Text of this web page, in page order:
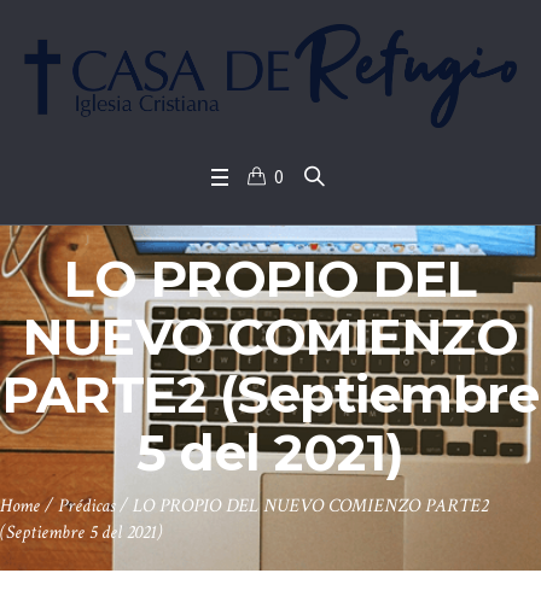
0
LO PROPIO DEL
NUEVO COMIENZO
PARTE2 (Septiembre
5 del 2021)
Home/Prédicas/LO PROPIO DEL NUEVO COMIENZO PARTE2
(Septiembre 5 del 2021)